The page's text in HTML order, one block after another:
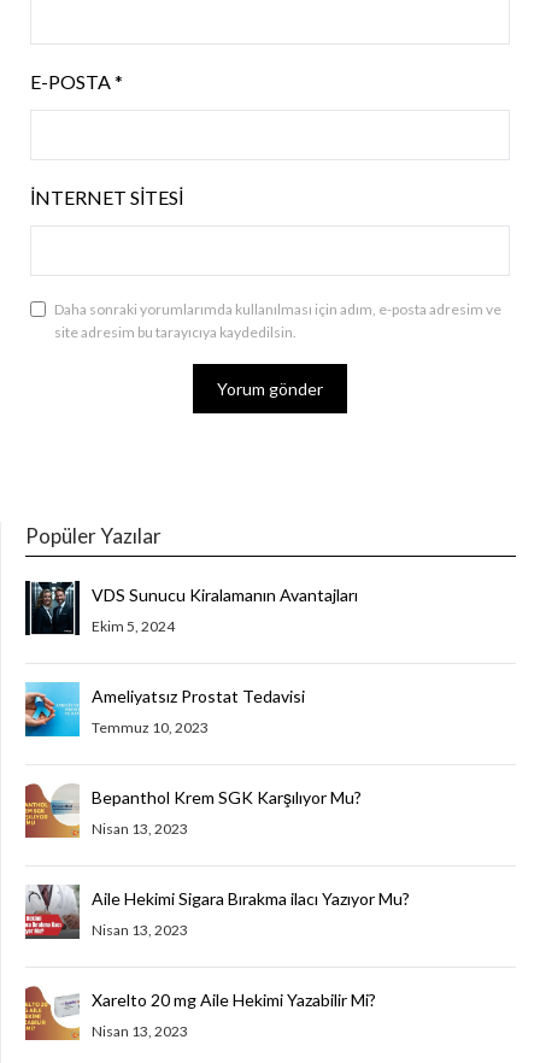
E-POSTA*
İNTERNET SITESI
Daha sonraki yorumlarımda kullanılması için adım, e-posta adresim ve
site adresim bu tarayıcıya kaydedilsin.
Popüler Yazılar
VDS Sunucu Kiralamanın Avantajları
Ekim 5, 2024
Ameliyatsız Prostat Tedavisi
Temmuz 10, 2023
Bepanthol Krem SGK Karşılıyor Mu?
Nisan 13, 2023
Aile Hekimi Sigara Bırakma ilacı Yazıyor Mu?
Nisan 13, 2023
Xarelto 20 mg Aile Hekimi Yazabilir Mi?
Nisan 13, 2023